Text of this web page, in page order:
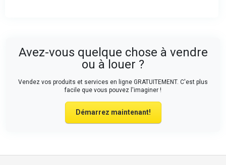
Avez-vous quelque chose à vendre
ou à louer ?
Vendez vos produits et services en ligne GRATUITEMENT. C'est plus
facile que vous pouvez l'imaginer !
Démarrez maintenant!